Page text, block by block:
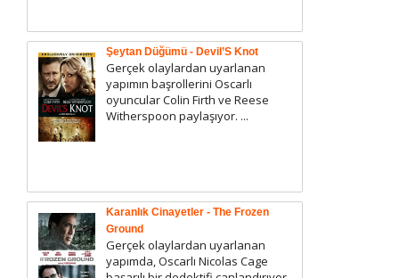
Şeytan Düğümü - Devil’S Knot
Gerçek olaylardan uyarlanan
yapımın başrollerini Oscarlı
oyuncular Colin Firth ve Reese
Witherspoon paylaşıyor. ...
Karanlık Cinayetler - The Frozen
Ground
Gerçek olaylardan uyarlanan
yapımda, Oscarlı Nicolas Cage